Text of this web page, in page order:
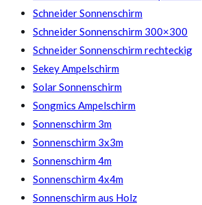
Schneider Sonnenschirm
Schneider Sonnenschirm 300×300
Schneider Sonnenschirm rechteckig
Sekey Ampelschirm
Solar Sonnenschirm
Songmics Ampelschirm
Sonnenschirm 3m
Sonnenschirm 3x3m
Sonnenschirm 4m
Sonnenschirm 4x4m
Sonnenschirm aus Holz